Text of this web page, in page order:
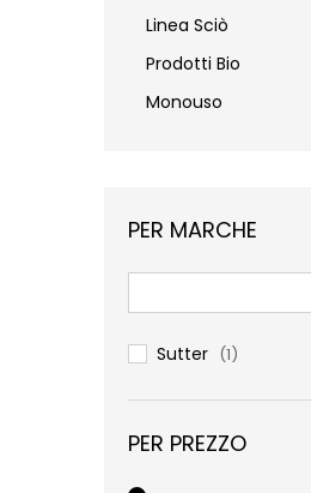
Linea Sciò
Prodotti Bio
Monouso
PER MARCHE
Sutter (1)
PER PREZZO